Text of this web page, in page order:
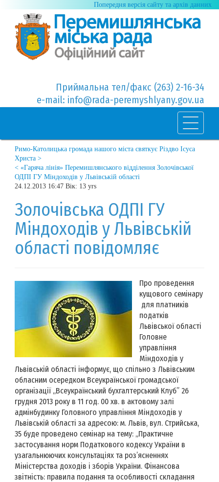
Попередня версія сайту та архів данних
Приймальна тел/факс (263) 2-16-34
e-mail: info@rada-peremyshlyany.gov.ua
Римо-Католицька громада нашого міста святкує Різдво Ісуса
Христа >
< «Гаряча лінія» Перемишлянського відділення Золочівської
ОДПІ ГУ Міндоходів у Львівській області
24.12.2013 16:47 Вік: 13 yrs
Золочівська ОДПІ ГУ
Міндоходів у Львівській
області повідомляє
Про проведення
кущового семінару
для платників
податків
Львівської області
Головне
управління
Міндоходів у
Львівській області інформує, що спільно з Львівським
обласним осередком Всеукраїнської громадської
організації „Всеукраїнський бухгалтерський Клуб” 26
грудня 2013 року в 11 год. 00 хв. в актовому залі
адмінбудинку Головного управління Міндоходів у
Львівській області за адресою: м. Львів, вул. Стрийська,
35 буде проведено семінар на тему: „Практичне
застосування норм Податкового кодексу України в
узагальнюючих консультаціях та роз’ясненнях
Міністерства доходів і зборів України. Фінансова
звітність: правила подання та особливості складання